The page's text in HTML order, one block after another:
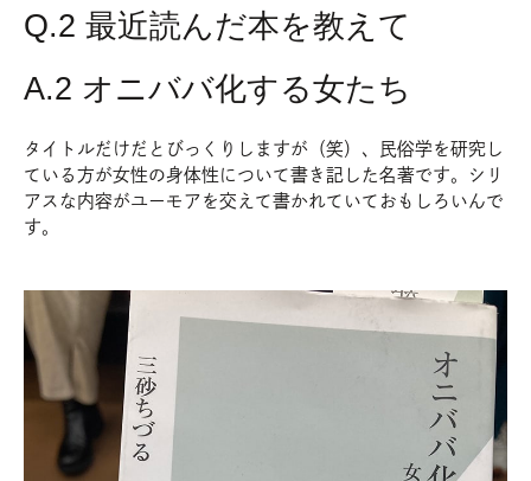
Q.2 最近読んだ本を教えて
A.2 オニババ化する女たち
タイトルだけだとびっくりしますが（笑）、民俗学を研究し
ている方が女性の身体性について書き記した名著です。シリ
アスな内容がユーモアを交えて書かれていておもしろいんで
す。